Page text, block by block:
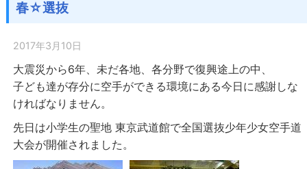
春☆選抜
2017年3月10日
大震災から6年、未だ各地、各分野で復興途上の中、
子ども達が存分に空手ができる環境にある今日に感謝しな
ければなりません。
先日は小学生の聖地 東京武道館で全国選抜少年少女空手道
大会が開催されました。